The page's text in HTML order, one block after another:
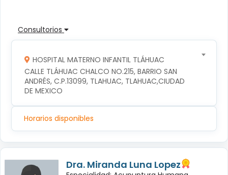
Consultorios
HOSPITAL MATERNO INFANTIL TLÁHUAC
CALLE TLÁHUAC CHALCO NO.215, BARRIO SAN
ANDRÉS, C.P.13099, TLAHUAC, TLAHUAC,CIUDAD
DE MEXICO
Horarios disponibles
Dra. Miranda Luna Lopez